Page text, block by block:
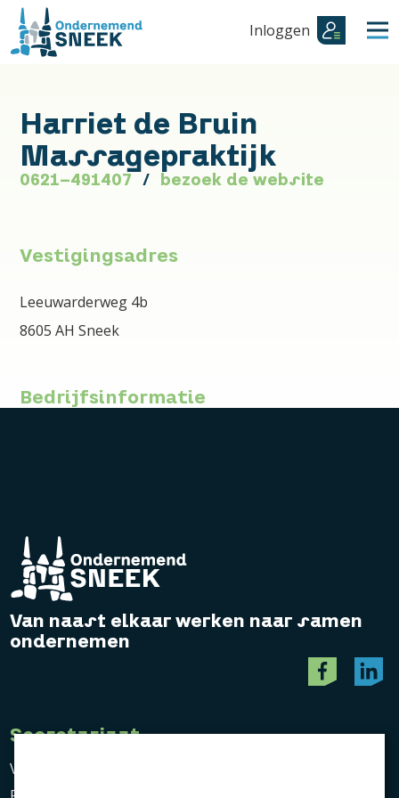
Inloggen
Harriet de Bruin
Massagepraktijk
0621-491407 bezoek de website
Vestigingsadres
Leeuwarderweg 4b
8605 AH Sneek
Bedrijfsinformatie
Van naast elkaar werken naar samen
ondernemen
Secretariaat
Vereniging Ondernemend Sneek